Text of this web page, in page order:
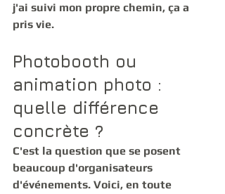
j'ai suivi mon propre chemin, ça a
pris vie.
Photobooth ou
animation photo :
quelle différence
concrète ?
C'est la question que se posent
beaucoup d'organisateurs
d'événements. Voici, en toute